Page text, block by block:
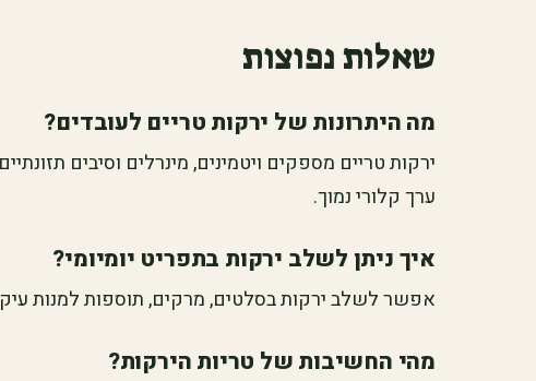
שאלות נפוצות
מה היתרונות של ירקות טריים לעובדים?
ירקות טריים מספקים ויטמינים, מינרלים וסיבים
ערך קלורי נמוך.
איך ניתן לשלב ירקות בתפריט יומיומי?
אפשר לשלב ירקות בסלטים, מרקים, תוספות למנות
מהי החשיבות של טריות הירקות?